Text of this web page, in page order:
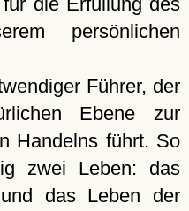
persönlichen
Führer, der
Ebene zur
Handelns führt. So
zwei Leben: das
das Leben der